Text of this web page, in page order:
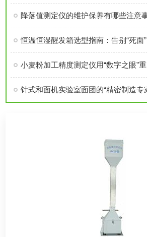
降落值测定仪的维护保养有哪些注意
恒温恒湿醒发箱选型指南：告别“死面
小麦粉加工精度测定仪用“数字之眼”
针式和面机实验室面团的“精密制造专